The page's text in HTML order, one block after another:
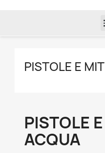
PISTOLE E
PISTOLE
ACQUA